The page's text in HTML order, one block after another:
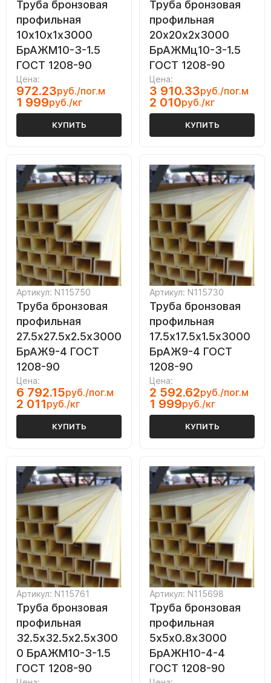
Труба бронзовая
профильная
10х10х1х3000
БрАЖМ10-3-1.5
ГОСТ 1208-90
Цена:
972.23руб./пог.м
1 999руб./кг
КУПИТЬ
Труба бронзовая
профильная
20х20х2х3000
БрАЖМц10-3-1.5
ГОСТ 1208-90
Цена:
3 910.33руб./пог.м
2 010руб./кг
КУПИТЬ
Артикул: N115750
Труба бронзовая
профильная
27.5х27.5х2.5х3000
БрАЖ9-4 ГОСТ
1208-90
Цена:
6 792.15руб./пог.м
2 011руб./кг
КУПИТЬ
Артикул: N115730
Труба бронзовая
профильная
17.5х17.5х1.5х3000
БрАЖ9-4 ГОСТ
1208-90
Цена:
2 592.62руб./пог.м
1 999руб./кг
КУПИТЬ
Артикул: N115761
Труба бронзовая
профильная
32.5х32.5х2.5х300
0 БрАЖМ10-3-1.5
ГОСТ 1208-90
Артикул: N115698
Труба бронзовая
профильная
5х5х0.8х3000
БрАЖН10-4-4
ГОСТ 1208-90